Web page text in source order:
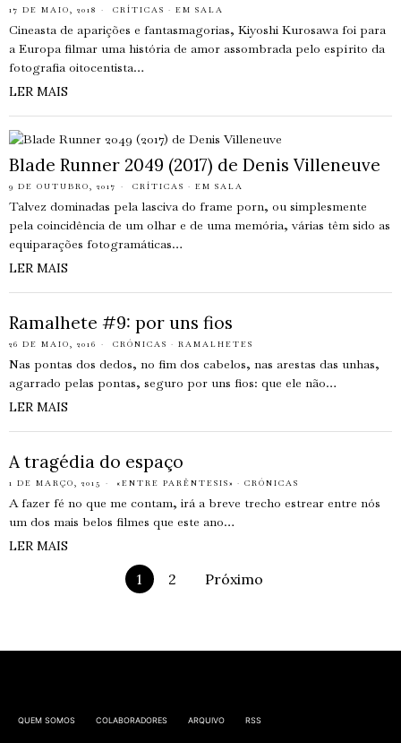
17 DE MAIO, 2018 CRÍTICAS · EM SALA
Cineasta de aparições e fantasmagorias, Kiyoshi Kurosawa foi para
a Europa filmar uma história de amor assombrada pelo espírito da
fotografia oitocentista…
LER MAIS
Blade Runner 2049 (2017) de Denis Villeneuve
9 DE OUTUBRO, 2017 CRÍTICAS · EM SALA
Talvez dominadas pela lasciva do frame porn, ou simplesmente
pela coincidência de um olhar e de uma memória, várias têm sido as
equiparações fotogramáticas…
LER MAIS
Ramalhete #9: por uns fios
26 DE MAIO, 2016 CRÓNICAS · RAMALHETES
Nas pontas dos dedos, no fim dos cabelos, nas arestas das unhas,
agarrado pelas pontas, seguro por uns fios: que ele não…
LER MAIS
A tragédia do espaço
1 DE MARÇO, 2015 «ENTRE PARÊNTESIS» · CRÓNICAS
A fazer fé no que me contam, irá a breve trecho estrear entre nós
um dos mais belos filmes que este ano…
LER MAIS
1 2 Próximo
QUEM SOMOS COLABORADORES ARQUIVO RSS